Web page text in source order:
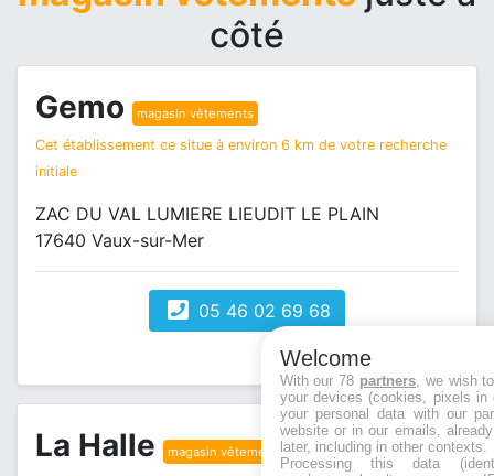
côté
Gemo magasin vêtements
Cet établissement ce situe à environ 6 km de votre recherche
initiale
ZAC DU VAL LUMIERE LIEUDIT LE PLAIN
17640 Vaux-sur-Mer
05 46 02 69 68
La Halle magasin vêtements
Welcome
With our 78 partners, we wish
your devices (cookies, pixels
your personal data with our
website or in our emails,
later, including in other contexts.
Processing this data